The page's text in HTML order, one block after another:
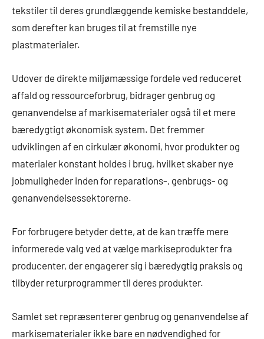
tekstiler til deres grundlæggende kemiske bestanddele,
som derefter kan bruges til at fremstille nye
plastmaterialer.
Udover de direkte miljømæssige fordele ved reduceret
affald og ressourceforbrug, bidrager genbrug og
genanvendelse af markisematerialer også til et mere
bæredygtigt økonomisk system. Det fremmer
udviklingen af en cirkulær økonomi, hvor produkter og
materialer konstant holdes i brug, hvilket skaber nye
jobmuligheder inden for reparations-, genbrugs- og
genanvendelsessektorerne.
For forbrugere betyder dette, at de kan træffe mere
informerede valg ved at vælge markiseprodukter fra
producenter, der engagerer sig i bæredygtig praksis og
tilbyder returprogrammer til deres produkter.
Samlet set repræsenterer genbrug og genanvendelse af
markisematerialer ikke bare en nødvendighed for